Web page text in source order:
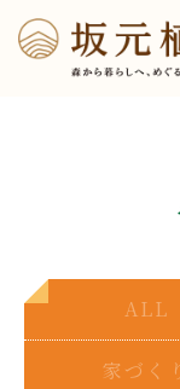
ALL
家づく